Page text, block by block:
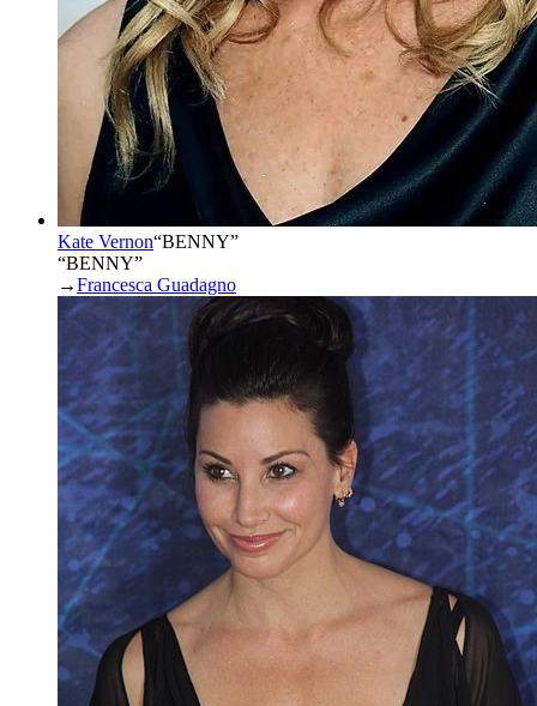
Kate Vernon“BENNY”
“BENNY”
→Francesca Guadagno